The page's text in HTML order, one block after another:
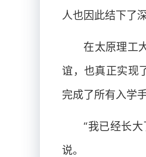
人也因此结下了
在太原理工
谊，也真正实现
完成了所有入学手
“我已经长
说。